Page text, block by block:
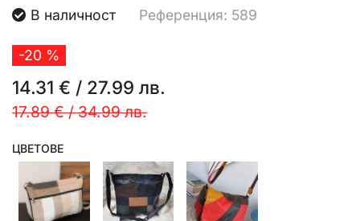
В наличност Референция: 589
-20 %
14.31 € / 27.99 лв.
17.89 €/34.99 лв.
ЦВЕТОВЕ